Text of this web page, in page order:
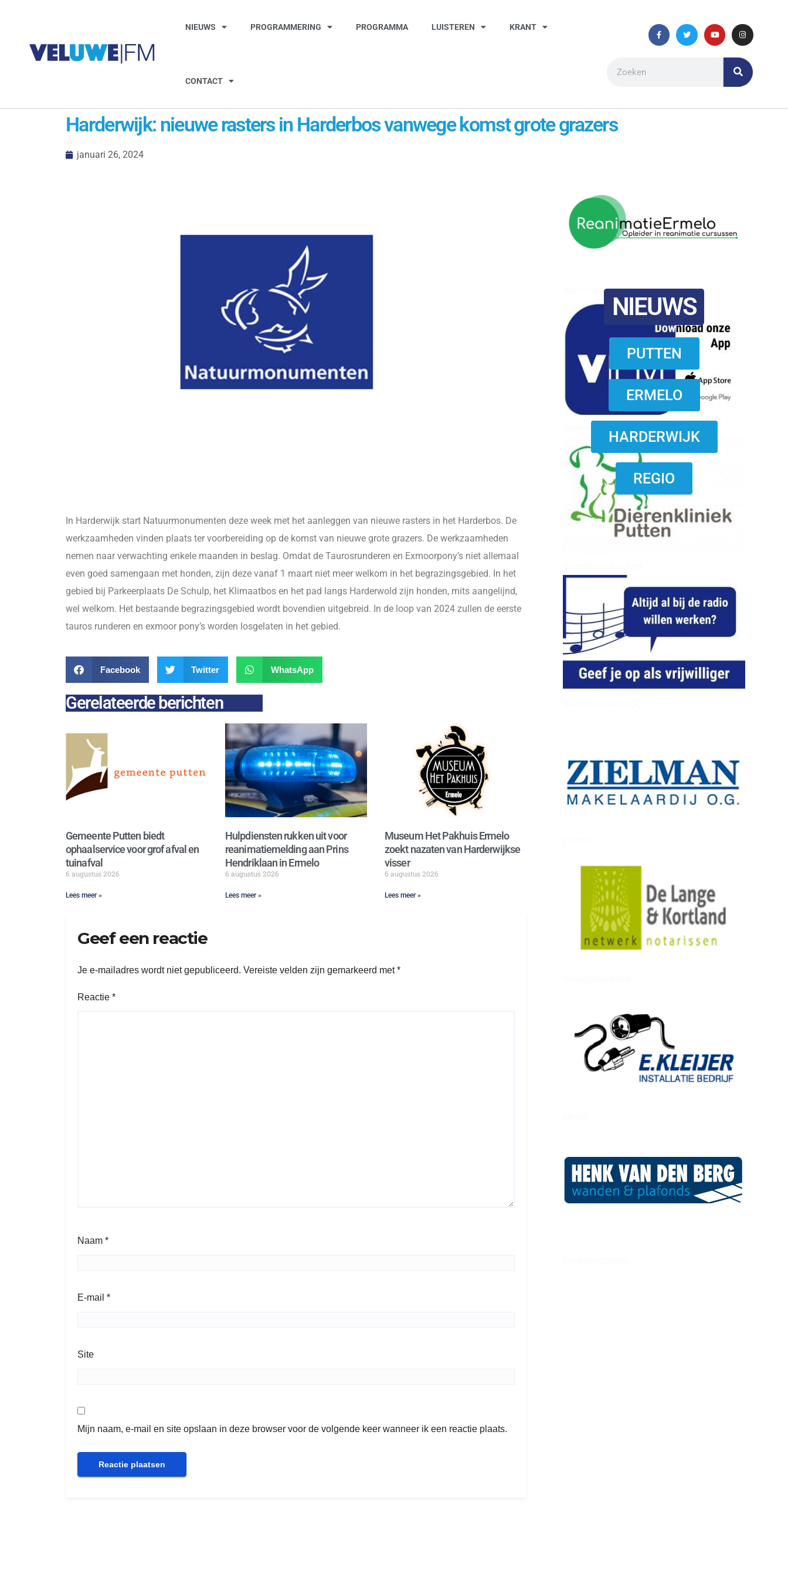
NIEUWS PROGRAMMERING PROGRAMMA LUISTEREN KRANT
CONTACT
Harderwijk: nieuwe rasters in Harderbos vanwege komst grote grazers
januari 26, 2024
reanimatie ermelo
NIEUWS
PUTTEN
ERMELO
HARDERWIJK
REGIO
In Harderwijk start Natuurmonumenten deze week met het aanleggen van nieuwe rasters in het Harderbos. De
werkzaamheden vinden plaats ter voorbereiding op de komst van nieuwe grote grazers. De werkzaamheden
nemen naar verwachting enkele maanden in beslag. Omdat de Taurosrunderen en Exmoorpony’s niet allemaal
even goed samengaan met honden, zijn deze vanaf 1 maart niet meer welkom in het begrazingsgebied. In het
gebied bij Parkeerplaats De Schulp, het Klimaatbos en het pad langs Harderwold zijn honden, mits aangelijnd,
wel welkom. Het bestaande begrazingsgebied wordt bovendien uitgebreid. In de loop van 2024 zullen de eerste
tauros runderen en exmoor pony’s worden losgelaten in het gebied.
Facebook Twitter WhatsApp
Gerelateerde berichten
Gemeente Putten biedt
ophaalservice voor grof afval en
tuinafval
6 augustus 2026
Lees meer »
Hulpdiensten rukken uit voor
reanimatiemelding aan Prins
Hendriklaan in Ermelo
6 augustus 2026
Lees meer »
Museum Het Pakhuis Ermelo
zoekt nazaten van Harderwijkse
visser
6 augustus 2026
Lees meer »
Geef een reactie
Je e-mailadres wordt niet gepubliceerd. Vereiste velden zijn gemarkeerd met*
Reactie *
Naam *
E-mail *
Site
Mijn naam, e-mail en site opslaan in deze browser voor de volgende keer wanneer ik een reactie plaats.